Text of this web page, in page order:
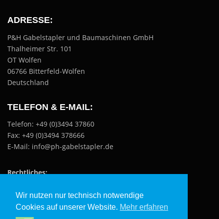
ADRESSE:
P&H Gabelstapler und Baumaschinen GmbH
Thalheimer Str. 101
OT Wolfen
06766 Bitterfeld-Wolfen
Deutschland
TELEFON & E-MAIL:
Telefon: +49 (0)3494 37860
Fax: +49 (0)3494 378666
E-Mail: info@ph-gabelstapler.de
Rechtliches:
Impressum
Wir nutzen nur technisch notwendige
Cookies auf unserer Website. Mehr erfahren